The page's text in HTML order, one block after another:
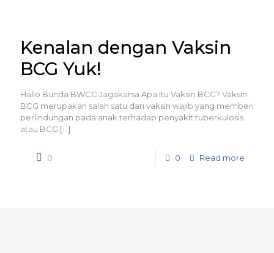
Kenalan dengan Vaksin
BCG Yuk!
Hallo Bunda BWCC Jagakarsa Apa itu Vaksin BCG? Vaksin
BCG merupakan salah satu dari vaksin wajib yang memberi
perlindungan pada anak terhadap penyakit tuberkulosis
atau BCG […]
0 0 Read more